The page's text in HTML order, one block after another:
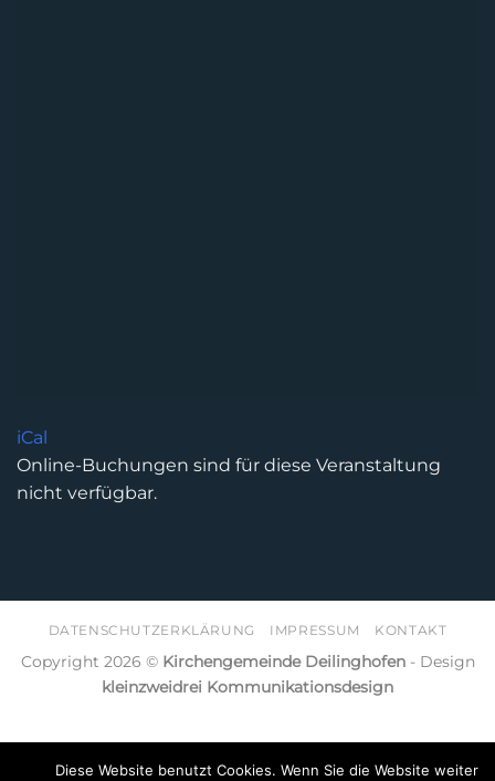
iCal
Online-Buchungen sind für diese Veranstaltung
nicht verfügbar.
DATENSCHUTZERKLÄRUNG IMPRESSUM KONTAKT
Copyright 2026 © Kirchengemeinde Deilinghofen- Design
kleinzweidrei Kommunikationsdesign
Diese Website benutzt Cookies. Wenn Sie die Website weiter